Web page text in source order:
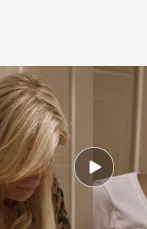
asistenta Ana
maldice en la